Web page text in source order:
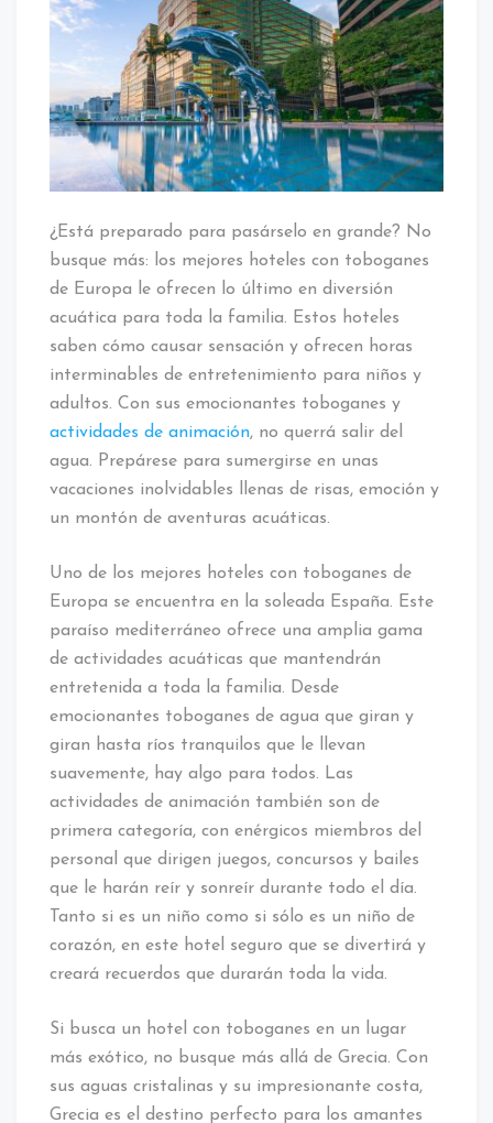
llenas
de
adrenalina
en
estos
hoteles
con
toboganes
europeos
¿Está preparado para pasárselo en grande? No
busque más: los mejores hoteles con toboganes
de Europa le ofrecen lo último en diversión
acuática para toda la familia. Estos hoteles
saben cómo causar sensación y ofrecen horas
interminables de entretenimiento para niños y
adultos. Con sus emocionantes toboganes y
actividades de animación, no querrá salir del
agua. Prepárese para sumergirse en unas
vacaciones inolvidables llenas de risas, emoción y
un montón de aventuras acuáticas.
Uno de los mejores hoteles con toboganes de
Europa se encuentra en la soleada España. Este
paraíso mediterráneo ofrece una amplia gama
de actividades acuáticas que mantendrán
entretenida a toda la familia. Desde
emocionantes toboganes de agua que giran y
giran hasta ríos tranquilos que le llevan
suavemente, hay algo para todos. Las
actividades de animación también son de
primera categoría, con enérgicos miembros del
personal que dirigen juegos, concursos y bailes
que le harán reír y sonreír durante todo el día.
Tanto si es un niño como si sólo es un niño de
corazón, en este hotel seguro que se divertirá y
creará recuerdos que durarán toda la vida.
Si busca un hotel con toboganes en un lugar
más exótico, no busque más allá de Grecia. Con
sus aguas cristalinas y su impresionante costa,
Grecia es el destino perfecto para los amantes